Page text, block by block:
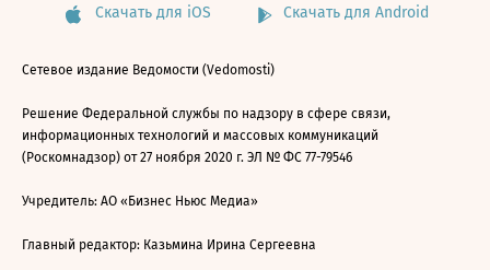
Скачать для iOS Скачать для Android
Сетевое издание Ведомости (Vedomosti)
Решение Федеральной службы по надзору в сфере связи,
информационных технологий и массовых коммуникаций
(Роскомнадзор) от 27 ноября 2020 г. ЭЛ № ФС 77-79546
Учредитель: АО «Бизнес Ньюс Медиа»
Главный редактор: Казьмина Ирина Сергеевна